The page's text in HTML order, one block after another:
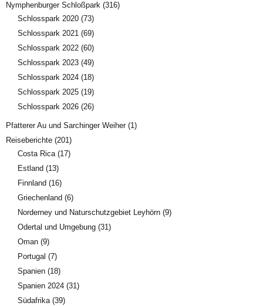
Nymphenburger Schloßpark (316)
Schlosspark 2020 (73)
Schlosspark 2021 (69)
Schlosspark 2022 (60)
Schlosspark 2023 (49)
Schlosspark 2024 (18)
Schlosspark 2025 (19)
Schlosspark 2026 (26)
Pfatterer Au und Sarchinger Weiher(1)
Reiseberichte (201)
Costa Rica(17)
Estland (13)
Finnland (16)
Griechenland (6)
Norderney und Naturschutzgebiet Leyhörn (9)
Odertal und Umgebung (31)
Oman (9)
Portugal (7)
Spanien (18)
Spanien 2024 (31)
Südafrika(39)